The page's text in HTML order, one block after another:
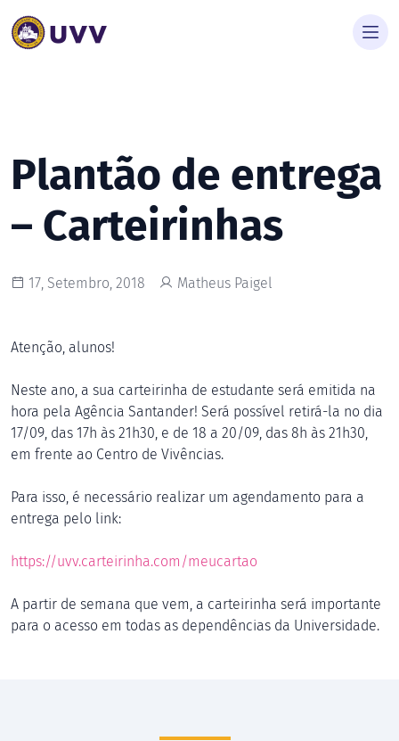
Plantão de entrega
– Carteirinhas
17, Setembro, 2018 Matheus Paigel
Atenção, alunos!
Neste ano, a sua carteirinha de estudante será emitida na
hora pela Agência Santander! Será possível retirá-la no dia
17/09, das 17h às 21h30, e de 18 a 20/09, das 8h às 21h30,
em frente ao Centro de Vivências.
Para isso, é necessário realizar um agendamento para a
entrega pelo link:
https://uvv.carteirinha.com/meucartao
A partir de semana que vem, a carteirinha será importante
para o acesso em todas as dependências da Universidade.